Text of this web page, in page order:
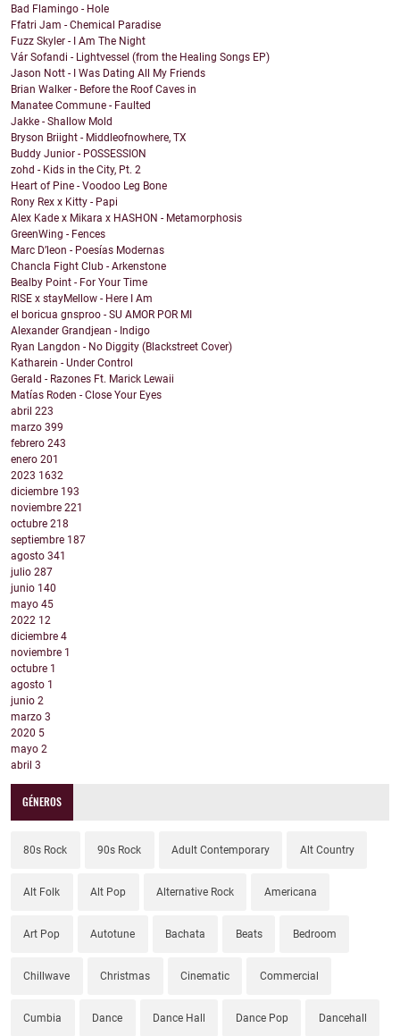
Bad Flamingo - Hole
Ffatri Jam - Chemical Paradise
Fuzz Skyler - I Am The Night
Vár Sofandi - Lightvessel (from the Healing Songs EP)
Jason Nott - I Was Dating All My Friends
Brian Walker - Before the Roof Caves in
Manatee Commune - Faulted
Jakke - Shallow Mold
Bryson Briight - Middleofnowhere, TX
Buddy Junior - POSSESSION
zohd - Kids in the City, Pt. 2
Heart of Pine - Voodoo Leg Bone
Rony Rex x Kitty - Papi
Alex Kade x Mikara x HASHON - Metamorphosis
GreenWing - Fences
Marc D’leon - Poesías Modernas
Chancla Fight Club - Arkenstone
Bealby Point - For Your Time
RISE x stayMellow - Here I Am
el boricua gnsproo - SU AMOR POR MI
Alexander Grandjean - Indigo
Ryan Langdon - No Diggity (Blackstreet Cover)
Katharein - Under Control
Gerald - Razones Ft. Marick Lewaii
Matías Roden - Close Your Eyes
abril 223
marzo 399
febrero 243
enero 201
2023 1632
diciembre 193
noviembre 221
octubre 218
septiembre 187
agosto 341
julio 287
junio 140
mayo 45
2022 12
diciembre 4
noviembre 1
octubre 1
agosto 1
junio 2
marzo 3
2020 5
mayo 2
abril 3
GÉNEROS
80s Rock 90s Rock Adult Contemporary Alt Country
Alt Folk Alt Pop Alternative Rock Americana
Art Pop Autotune Bachata Beats Bedroom
Chillwave Christmas Cinematic Commercial
Cumbia Dance Dance Hall Dance Pop Dancehall